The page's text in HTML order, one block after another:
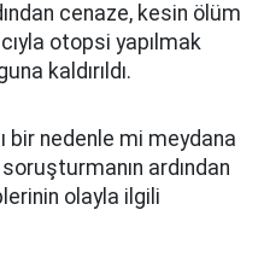
cenaze, kesin ölüm
otopsi yapılmak
kaldırıldı.
bir nedenle mi meydana
ardından
olayla ilgili